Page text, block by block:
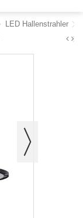
LED Hallenstrahler